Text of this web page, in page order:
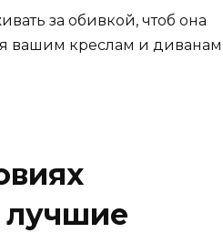
за обивкой, чтоб она
вашим креслам и диванам
лучшие